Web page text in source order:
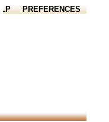
PREFERENCES